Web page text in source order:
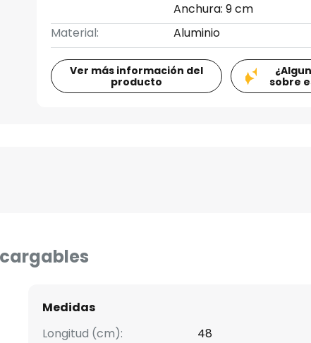
Anchura: 9 cm
Material:
Aluminio
Ver más información del
producto
sobre
Medidas
Longitud (cm):
48